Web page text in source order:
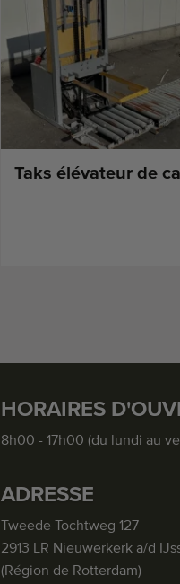
Taks élévateur de
HORAIRES
8h00 - 17h00 (du lundi au
ADRESSE
Tweede Tochtweg 127
2913 LR Nieuwerkerk a/d
(Région de Rotterdam)